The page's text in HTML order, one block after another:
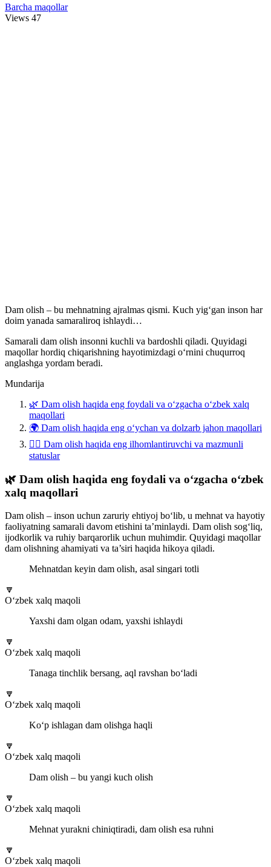
Barcha maqollar
Views 47
Dam olish – bu mehnatning ajralmas qismi. Kuch yig‘gan inson har
doim yanada samaraliroq ishlaydi…
Samarali dam olish insonni kuchli va bardoshli qiladi. Quyidagi
maqollar hordiq chiqarishning hayotimizdagi o‘rnini chuqurroq
anglashga yordam beradi.
Mundarija
🌿 Dam olish haqida eng foydali va o‘zgacha o‘zbek xalq
maqollari
🌍 Dam olish haqida eng o‘ychan va dolzarb jahon maqollari
💆‍♂️ Dam olish haqida eng ilhomlantiruvchi va mazmunli
statuslar
🌿 Dam olish haqida eng foydali va o‘zgacha o‘zbek
xalq maqollari
Dam olish – inson uchun zaruriy ehtiyoj bo‘lib, u mehnat va hayotiy
faoliyatning samarali davom etishini ta’minlaydi. Dam olish sog‘liq,
ijodkorlik va ruhiy barqarorlik uchun muhimdir. Quyidagi maqollar
dam olishning ahamiyati va ta’siri haqida hikoya qiladi.
Mehnatdan keyin dam olish, asal singari totli
🔽
O‘zbek xalq maqoli
Yaxshi dam olgan odam, yaxshi ishlaydi
🔽
O‘zbek xalq maqoli
Tanaga tinchlik bersang, aql ravshan bo‘ladi
🔽
O‘zbek xalq maqoli
Ko‘p ishlagan dam olishga haqli
🔽
O‘zbek xalq maqoli
Dam olish – bu yangi kuch olish
🔽
O‘zbek xalq maqoli
Mehnat yurakni chiniqtiradi, dam olish esa ruhni
🔽
O‘zbek xalq maqoli